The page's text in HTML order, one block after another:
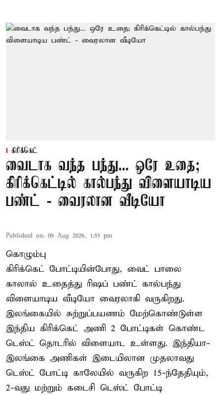
கிரிக்கெட்
வைடாக வந்த பந்து... ஒரே உதை;
கிரிக்கெட்டில் கால்பந்து விளையாடிய
பண்ட் - வைரலான வீடியோ
Published on: 09 Aug 2026, 1:55 pm
கொழும்பு
கிரிக்கெட் போட்டியின்போது, வைட் பாலை
காலால் உதைத்து ரிஷப் பண்ட் கால்பந்து
விளையாடிய வீடியோ வைரலாகி வருகிறது.
இலங்கையில் சுற்றுப்பயணம் மேற்கொண்டுள்ள
இந்திய கிரிக்கெட் அணி 2 போட்டிகள் கொண்ட
டெஸ்ட் தொடரில் விளையாட உள்ளது. இந்தியா-
இலங்கை அணிகள் இடையிலான முதலாவது
டெஸ்ட் போட்டி காலேயில் வருகிற 15-ந்தேதியும்,
2-வது மற்றும் கடைசி டெஸ்ட் போட்டி